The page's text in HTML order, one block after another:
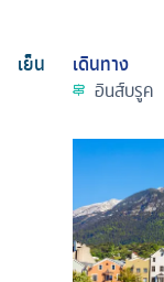
เย็น
เดินทาง
อินส์บรูค